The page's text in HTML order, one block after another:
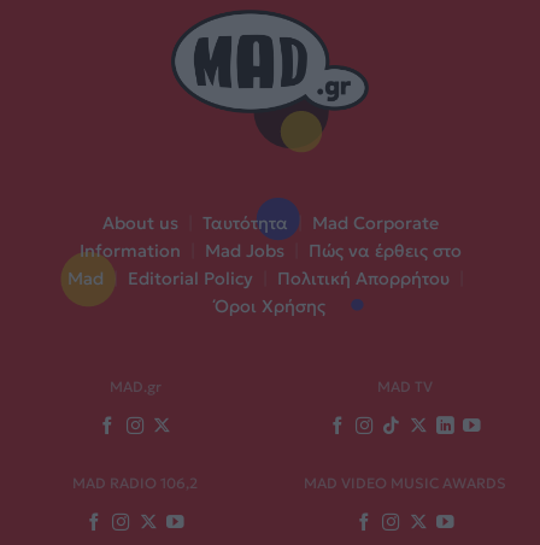
About us Ταυτότητα |
Mad Corporate
Information
Mad Jobs
Πώς να έρθεις στο
Mad | Editorial Policy Πολιτική Απορρήτου
Όροι Χρήσης
MAD.gr MAD TV
MAD RADIO 106,2 MAD VIDEO MUSIC AWARDS